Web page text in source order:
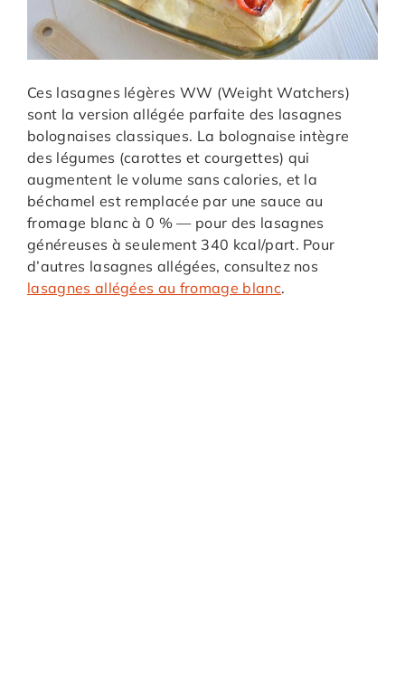
Ces lasagnes légères WW (Weight Watchers)
sont la version allégée parfaite des lasagnes
bolognaises classiques. La bolognaise intègre
des légumes (carottes et courgettes) qui
augmentent le volume sans calories, et la
béchamel est remplacée par une sauce au
fromage blanc à 0 % — pour des lasagnes
généreuses à seulement 340 kcal/part. Pour
d’autres lasagnes allégées, consultez nos
lasagnes allégées au fromage blanc.